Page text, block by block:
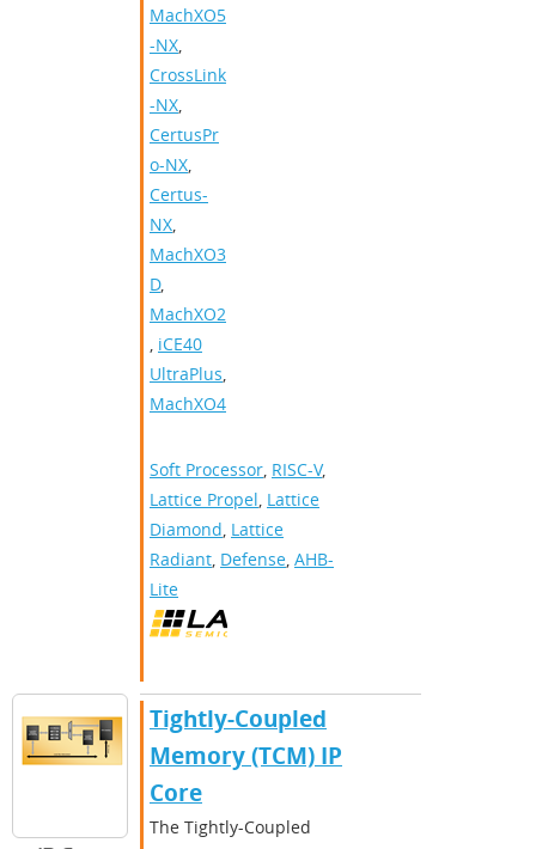
MachXO5
-NX
CrossLink
-NX
CertusPr
o-NX
Certus-
NX
MachXO3
D,
MachXO2
iCE40
UltraPlus
MachXO4
Soft Processor RISC-V,
Lattice Propel Lattice
Diamond Lattice
Radiant Defense AHB-
Lite
Tightly-Coupled
Memory (TCM) IP
Core
The Tightly-Coupled